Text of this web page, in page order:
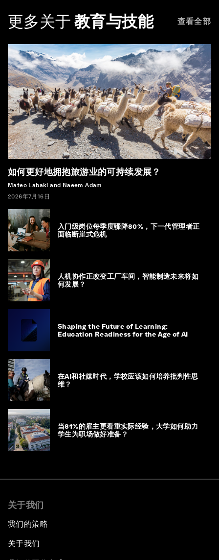
更多关于 教育与技能 查看全部
如何更好地拥抱旅游业的可持续发展？
Mateo Labaki and Naeem Adam
2026年7月16日
入门级岗位每季度骤降80%，下一代管理者正
面临断崖式危机
人机协作正改变工厂车间，智能制造未来将如
何发展？
Shaping the Future of Learning:
Education Readiness for the Age of AI
在AI和社媒时代，学校应该如何培养批判性思
维？
当81%的雇主更看重实际经验，大学如何助力
学生为职场做好准备？
关于我们
我们的策略
关于我们